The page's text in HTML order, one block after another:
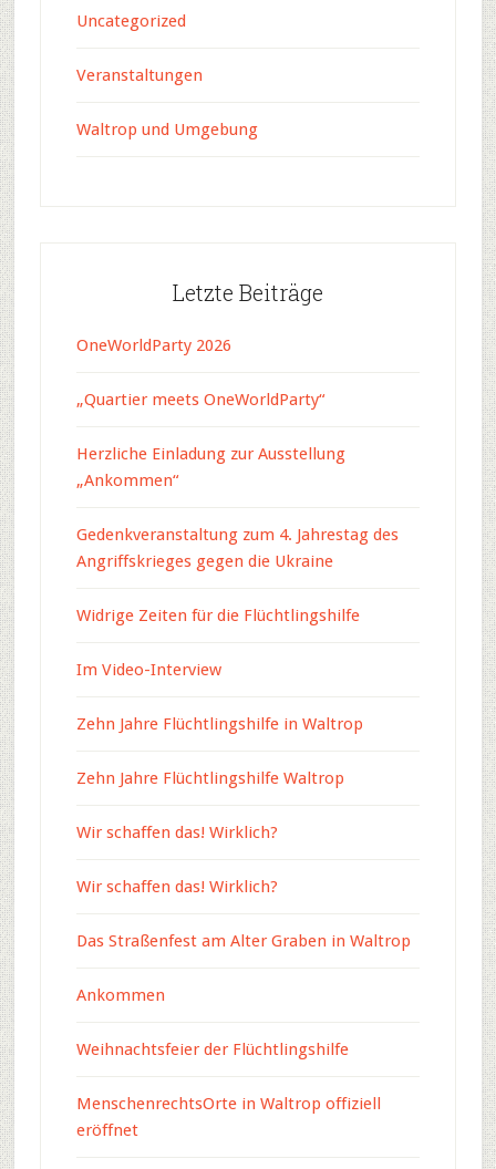
Uncategorized
Veranstaltungen
Waltrop und Umgebung
Letzte Beiträge
OneWorldParty 2026
„Quartier meets OneWorldParty“
Herzliche Einladung zur Ausstellung
„Ankommen“
Gedenkveranstaltung zum 4. Jahrestag des
Angriffskrieges gegen die Ukraine
Widrige Zeiten für die Flüchtlingshilfe
Im Video-Interview
Zehn Jahre Flüchtlingshilfe in Waltrop
Zehn Jahre Flüchtlingshilfe Waltrop
Wir schaffen das! Wirklich?
Wir schaffen das! Wirklich?
Das Straßenfest am Alter Graben in Waltrop
Ankommen
Weihnachtsfeier der Flüchtlingshilfe
MenschenrechtsOrte in Waltrop offiziell
eröffnet